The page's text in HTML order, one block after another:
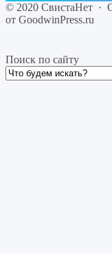
© 2020 СвистаНет ·
от GoodwinPress.ru
Поиск по сайту